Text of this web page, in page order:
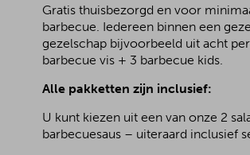
Gratis thuisbezorgd en voor
barbecue. Iedereen binnen een
gezelschap bijvoorbeeld uit acht
barbecue vis + 3 barbecue kids.
Alle pakketten zijn inclusief:
U kunt kiezen uit een van onze 2
barbecuesaus – uiteraard inclusief